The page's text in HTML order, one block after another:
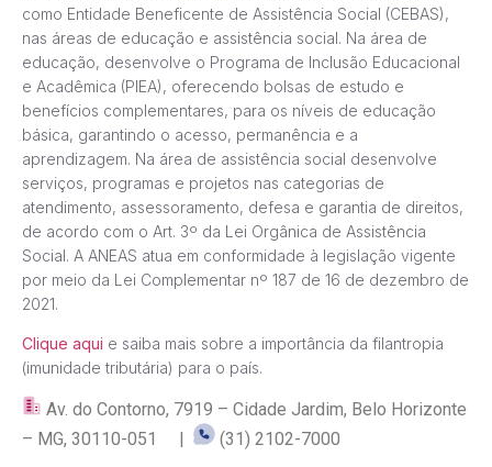
como Entidade Beneficente de Assistência Social (CEBAS),
nas áreas de educação e assistência social. Na área de
educação, desenvolve o Programa de Inclusão Educacional
e Acadêmica (PIEA), oferecendo bolsas de estudo e
benefícios complementares, para os níveis de educação
básica, garantindo o acesso, permanência e a
aprendizagem. Na área de assistência social desenvolve
serviços, programas e projetos nas categorias de
atendimento, assessoramento, defesa e garantia de direitos,
de acordo com o Art. 3º da Lei Orgânica de Assistência
Social. A ANEAS atua em conformidade à legislação vigente
por meio da Lei Complementar nº 187 de 16 de dezembro de
2021.
Clique aqui e saiba mais sobre a importância da filantropia
(imunidade tributária) para o país.
Av. do Contorno, 7919 – Cidade Jardim, Belo Horizonte
– MG, 30110-051 |
(31) 2102-7000